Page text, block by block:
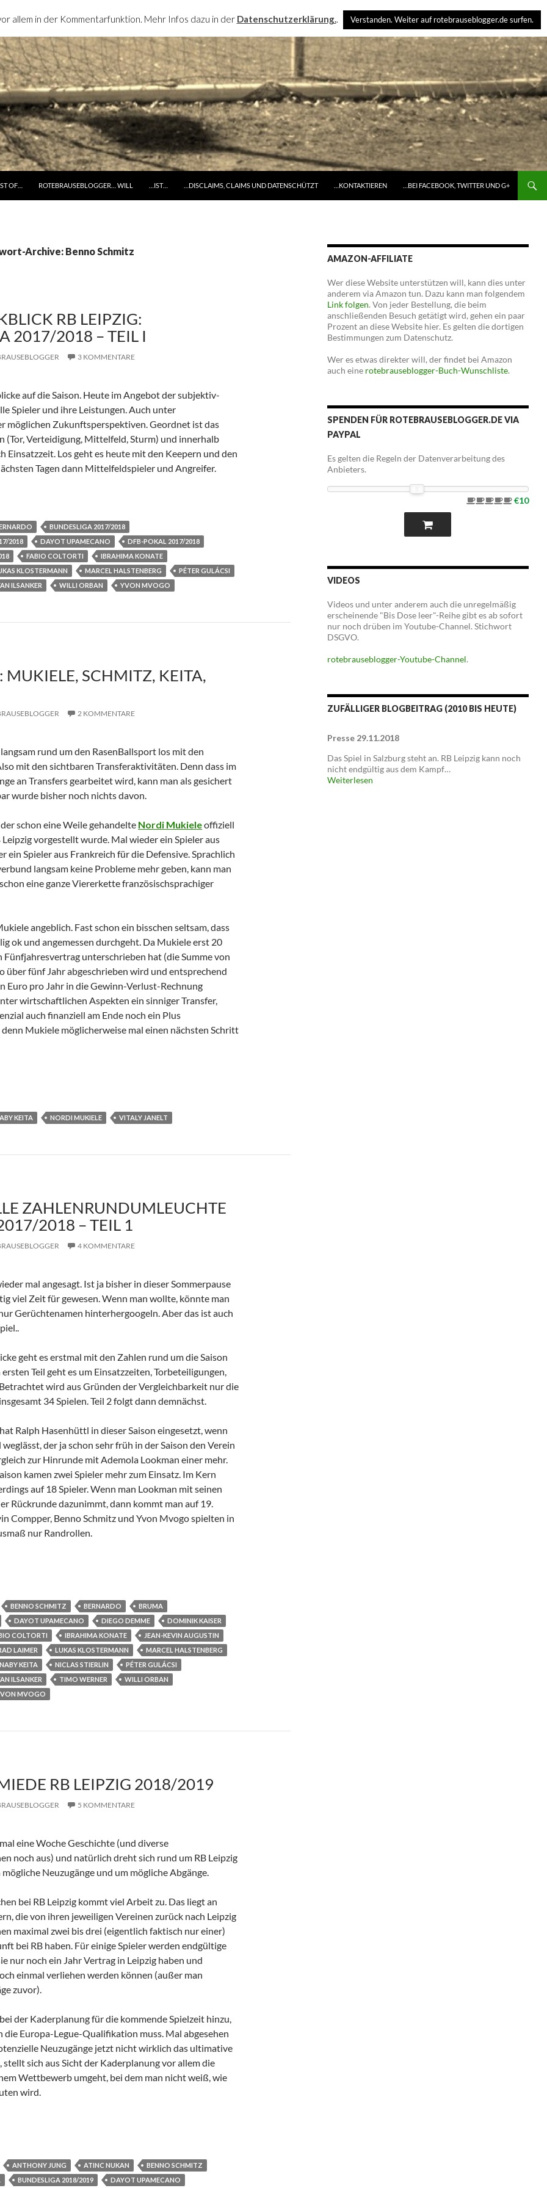
OF…
ROTEBRAUSEBLOGGER… WILL …IST… …DISCLAIMS, CLAIMS UND DATENSCHÜTZT …KONTAKTIEREN …BEI FACEBOOK, TWITTER UND G+
Archive: Benno Schmitz
RB LEIPZIG:
2017/2018 – TEIL I
3 KOMMENTARE
auf die Saison. Heute im Angebot der subjektiv-
Spieler und ihre Leistungen. Auch unter
möglichen Zukunftsperspektiven. Geordnet ist das
(Tor, Verteidigung, Mittelfeld, Sturm) und innerhalb
Einsatzzeit. Los geht es heute mit den Keepern und den
Tagen dann Mittelfeldspieler und Angreifer.
Bundesliga 2017/2018 – Teil I
BUNDESLIGA 2017/2018
2018
DAYOT UPAMECANO
DFB-POKAL 2017/2018
FABIO COLTORTI
IBRAHIMA KONATE
KLOSTERMANN MARCEL HALSTENBERG
PÉTER GULÁCSI
ILSANKER WILLI ORBAN YVON MVOGO
MUKIELE, SCHMITZ, KEITA,
2 KOMMENTARE
rund um den RasenBallsport los mit den
mit den sichtbaren Transferaktivitäten. Denn dass im
an Transfers gearbeitet wird, kann man als gesichert
wurde bisher noch nichts davon.
schon eine Weile gehandelte Nordi Mukieleoffiziell
Leipzig vorgestellt wurde. Mal wieder ein Spieler aus
ein Spieler aus Frankreich für die Defensive. Sprachlich
langsam keine Probleme mehr geben, kann man
eine ganze Viererkette französischsprachiger
angeblich. Fast schon ein bisschen seltsam, dass
ok und angemessen durchgeht. Da Mukiele erst 20
Fünfjahresvertrag unterschrieben hat (die Summe von
über fünf Jahr abgeschrieben wird und entsprechend
Euro pro Jahr in die Gewinn-Verlust-Rechnung
wirtschaftlichen Aspekten ein sinniger Transfer,
auch finanziell am Ende noch ein Plus
Mukiele möglicherweise mal einen nächsten Schritt
Keita, Janelt
KEITA NORDI MUKIELE VITALY JANELT
ZAHLENRUNDUMLEUCHTE
2018 – TEIL 1
4 KOMMENTARE
mal angesagt. Ist ja bisher in dieser Sommerpause
viel Zeit für gewesen. Wenn man wollte, könnte man
Gerüchtenamen hinterhergoogeln. Aber das ist auch
geht es erstmal mit den Zahlen rund um die Saison
ersten Teil geht es um Einsatzzeiten, Torbeteiligungen,
wird aus Gründen der Vergleichbarkeit nur die
34 Spielen. Teil 2 folgt dann demnächst.
Ralph Hasenhüttl in dieser Saison eingesetzt, wenn
der ja schon sehr früh in der Saison den Verein
zur Hinrunde mit Ademola Lookman einer mehr.
kamen zwei Spieler mehr zum Einsatz. Im Kern
auf 18 Spieler. Wenn man Lookman mit seinen
Rückrunde dazunimmt, dann kommt man auf 19.
Compper, Benno Schmitz und Yvon Mvogo spielten in
nur Randrollen.
RB Leipzig 2017/2018 – Teil 1
BENNO SCHMITZ BERNARDO
BRUMA
DAYOT UPAMECANO DIEGO DEMME
DOMINIK KAISER
COLTORTI IBRAHIMA KONATE
JEAN-KEVIN AUGUSTIN
LAIMER LUKAS KLOSTERMANN
MARCEL HALSTENBERG
NABY KEITA NICLAS STIERLIN
PÉTER GULÁCSI
ILSANKER TIMO WERNER
WILLI ORBAN
MVOGO
RB LEIPZIG 2018/2019
5 KOMMENTARE
eine Woche Geschichte (und diverse
noch aus) und natürlich dreht sich rund um RB Leipzig
Neuzugänge und um mögliche Abgänge.
bei RB Leipzig kommt viel Arbeit zu. Das liegt an
die von ihren jeweiligen Vereinen zurück nach Leipzig
maximal zwei bis drei (eigentlich faktisch nur einer)
bei RB haben. Für einige Spieler werden endgültige
nur noch ein Jahr Vertrag in Leipzig haben und
einmal verliehen werden können (außer man
zuvor).
der Kaderplanung für die kommende Spielzeit hinzu,
die Europa-Legue-Qualifikation muss. Mal abgesehen
Neuzugänge jetzt nicht wirklich das ultimative
sich aus Sicht der Kaderplanung vor allem die
Wettbewerb umgeht, bei dem man nicht weiß, wie
wird.
2018/2019
ANTHONY JUNG ATINC NUKAN
BENNO SCHMITZ
BUNDESLIGA 2018/2019 DAYOT UPAMECANO
AMAZON-AFFILIATE
Wer diese Website unterstützen will, kann dies unter
anderem via Amazon tun. Dazu kann man folgendem
Link folgen. Von jeder Bestellung, die beim
anschließenden Besuch getätigt wird, gehen ein paar
Prozent an diese Website hier. Es gelten die dortigen
Bestimmungen zum Datenschutz.
Wer es etwas direkter will, der findet bei Amazon
auch eine rotebrauseblogger-Buch-Wunschliste.
SPENDEN FÜR ROTEBRAUSEBLOGGER.DE VIA
PAYPAL
Es gelten die Regeln der Datenverarbeitung des
Anbieters.
€10
VIDEOS
Videos und unter anderem auch die unregelmäßig
erscheinende "Bis Dose leer"-Reihe gibt es ab sofort
nur noch drüben im Youtube-Channel. Stichwort
DSGVO.
rotebrauseblogger-Youtube-Channel.
ZUFÄLLIGER BLOGBEITRAG (2010 BIS HEUTE)
Presse 29.11.2018
Das Spiel in Salzburg steht an. RB Leipzig kann noch
nicht endgültig aus dem Kampf…
Weiterlesen
allem in der Kommentarfunktion. Mehr Infos dazu in der Datenschutzerklärung.. Verstanden. Weiter auf rotebrauseblogger.de surfen.